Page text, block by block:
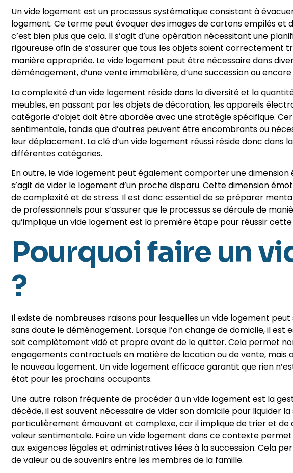
Un vide logement est un processus systématique consistant à
logement. Ce terme peut évoquer des images de cartons empilés et
c’est bien plus que cela. Il s’agit d’une opération nécessitant une
rigoureuse afin de s’assurer que tous les objets soient correctement
manière appropriée. Le vide logement peut être nécessaire dans
déménagement, d’une vente immobilière, d’une succession ou
La complexité d’un vide logement réside dans la diversité et la
meubles, en passant par les objets de décoration, les appareils
catégorie d’objet doit être abordée avec une stratégie spécifique.
sentimentale, tandis que d’autres peuvent être encombrants ou
leur déplacement. La clé d’un vide logement réussi réside donc
différentes catégories.
En outre, le vide logement peut également comporter une
s’agit de vider le logement d’un proche disparu. Cette dimension
de complexité et de stress. Il est donc essentiel de se préparer
de professionnels pour s’assurer que le processus se déroule de
qu’implique un vide logement est la première étape pour réussir
Pourquoi faire un
?
Il existe de nombreuses raisons pour lesquelles un vide logement
sans doute le déménagement. Lorsque l’on change de domicile, il est
soit complètement vidé et propre avant de le quitter. Cela permet
engagements contractuels en matière de location ou de vente, mais
le nouveau logement. Un vide logement efficace garantit que rien
état pour les prochains occupants.
Une autre raison fréquente de procéder à un vide logement est la
décède, il est souvent nécessaire de vider son domicile pour liquider
particulièrement émouvant et complexe, car il implique de trier et de
valeur sentimentale. Faire un vide logement dans ce contexte
aux exigences légales et administratives liées à la succession. Cela
de valeur ou de souvenirs entre les membres de la famille.